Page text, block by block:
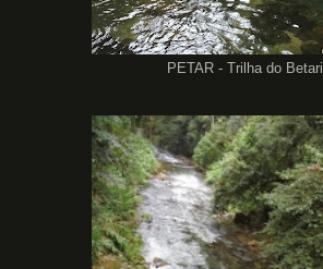
PETAR - Trilha do Betari